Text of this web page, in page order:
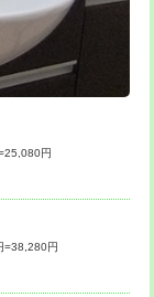
円
円
円
円
円 円
=38,280円